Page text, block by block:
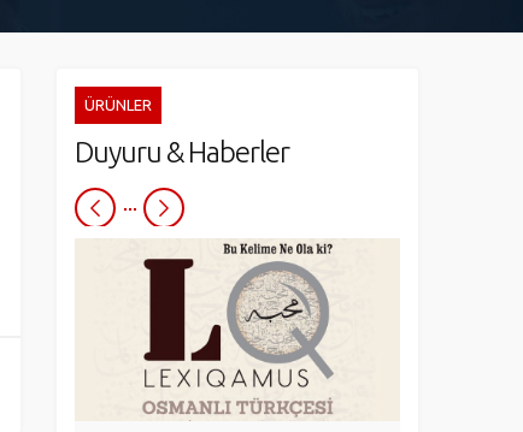
ÜRÜNLER
Duyuru & Haberler